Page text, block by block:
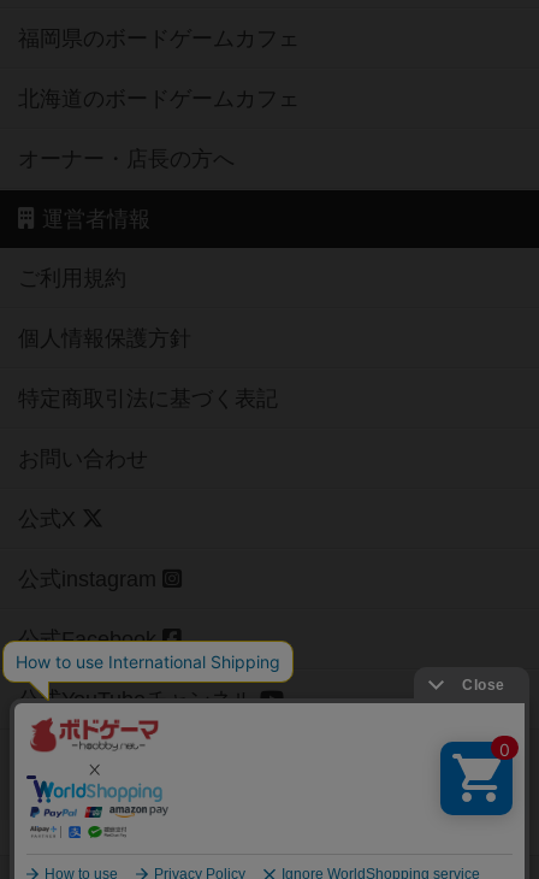
福岡県のボードゲームカフェ
北海道のボードゲームカフェ
オーナー・店長の方へ
運営者情報
ご利用規約
個人情報保護方針
特定商取引法に基づく表記
お問い合わせ
公式X
公式instagram
公式Facebook
公式YouTubeチャンネル